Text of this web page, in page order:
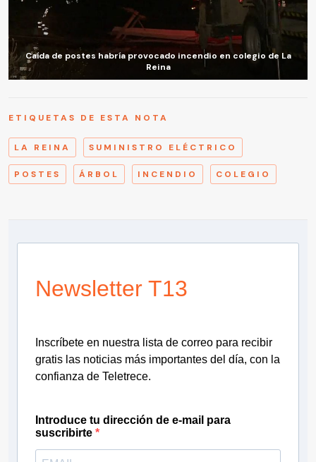
Caída de postes habría provocado incendio en colegio de La
Reina
ETIQUETAS DE ESTA NOTA
LA REINA SUMINISTRO ELÉCTRICO
POSTES ÁRBOL INCENDIO COLEGIO
Newsletter T13
Inscríbete en nuestra lista de correo para recibir
gratis las noticias más importantes del día, con la
confianza de Teletrece.
Introduce tu dirección de e-mail para
suscribirte